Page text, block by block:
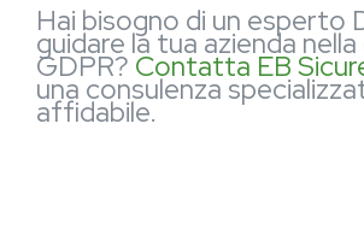
Hai bisogno di un esperto
guidare la tua azienda
GDPR? Contatta EB
una consulenza
affidabile.